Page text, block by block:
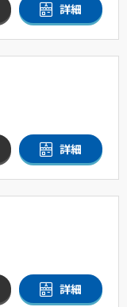
詳細
詳細
詳細